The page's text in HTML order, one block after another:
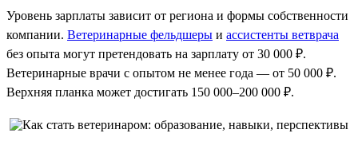
Уровень зарплаты зависит от региона и формы собственности
компании. Ветеринарные фельдшеры и ассистенты ветврача
без опыта могут претендовать на зарплату от 30 000 ₽.
Ветеринарные врачи с опытом не менее года — от 50 000 ₽.
Верхняя планка может достигать 150 000–200 000 ₽.